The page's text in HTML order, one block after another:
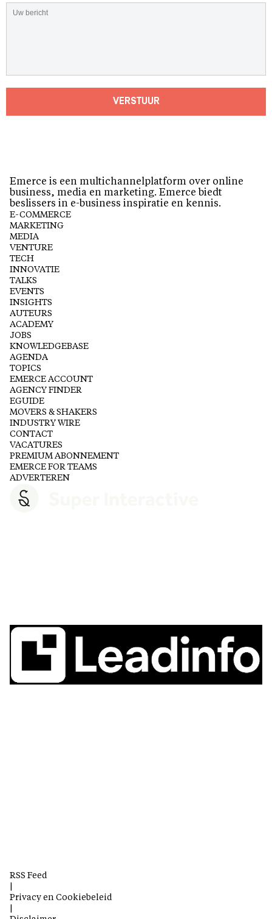
VERSTUUR
Emerce is een multichannelplatform over online
business, media en marketing. Emerce biedt
beslissers in e-business inspiratie en kennis.
E-COMMERCE
MARKETING
MEDIA
VENTURE
TECH
INNOVATIE
TALKS
EVENTS
INSIGHTS
AUTEURS
ACADEMY
JOBS
KNOWLEDGEBASE
AGENDA
TOPICS
EMERCE ACCOUNT
AGENCY FINDER
EGUIDE
MOVERS & SHAKERS
INDUSTRY WIRE
CONTACT
VACATURES
PREMIUM ABONNEMENT
EMERCE FOR TEAMS
ADVERTEREN
RSS Feed
Privacy en Cookiebeleid